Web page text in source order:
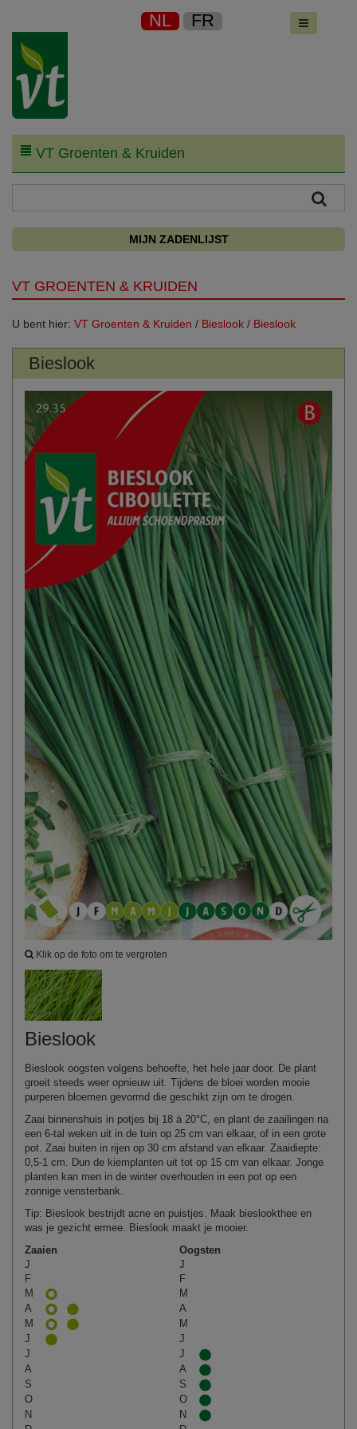
NL FR
VT Groenten & Kruiden
MIJN ZADENLIJST
VT GROENTEN & KRUIDEN
U bent hier: VT Groenten & Kruiden / Bieslook / Bieslook
Bieslook
Klik op de foto om te vergroten
Bieslook
Bieslook oogsten volgens behoefte, het hele jaar door. De plant
groeit steeds weer opnieuw uit. Tijdens de bloei worden mooie
purperen bloemen gevormd die geschikt zijn om te drogen.
Zaai binnenshuis in potjes bij 18 à 20°C, en plant de zaailingen na
een 6-tal weken uit in de tuin op 25 cm van elkaar, of in een grote
pot. Zaai buiten in rijen op 30 cm afstand van elkaar. Zaaidiepte:
0,5‑1 cm. Dun de kiemplanten uit tot op 15 cm van elkaar. Jonge
planten kan men in de winter overhouden in een pot op een
zonnige vensterbank.
Tip: Bieslook bestrijdt acne en puistjes. Maak bieslookthee en
was je gezicht ermee. Bieslook maakt je mooier.
Zaaien
Oogsten
J
J
F
F
M
M
A
A
M
M
J
J
J
J
A
A
S
S
O
O
N
N